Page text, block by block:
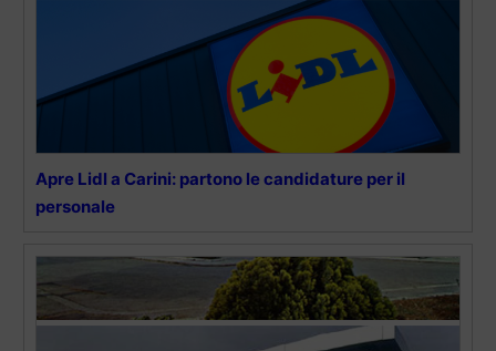
Apre Lidl a Carini: partono le candidature per il
personale